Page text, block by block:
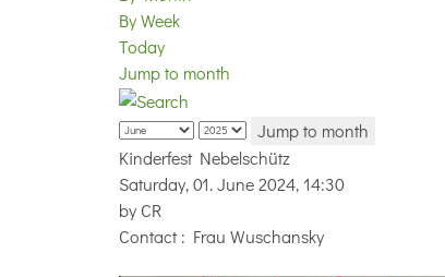
By Week
Today
Jump to month
Jump to month
Kinderfest Nebelschütz
Saturday, 01. June 2024, 14:30
by CR
Contact: Frau Wuschansky